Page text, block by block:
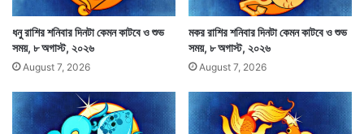
সমাদৃত এবং কাছাকাছি কোথাও বেড়াতে যাবেন। প্রেমিক
প্রেমিকাদের মনের উপর চাপ থাকলেও দিনটা আনন্দের মধ্যেই
অতিবাহিত হবে।
ধনু রাশির শনিবার দিনটা কেমন কাটবে ও শুভ
সময়, ৮ অগাস্ট, ২০২৬
August 7, 2026
মকর রাশির শনিবার দিনটা কেমন কাটবে ও শুভ
সময়, ৮ অগাস্ট, ২০২৬
August 7, 2026